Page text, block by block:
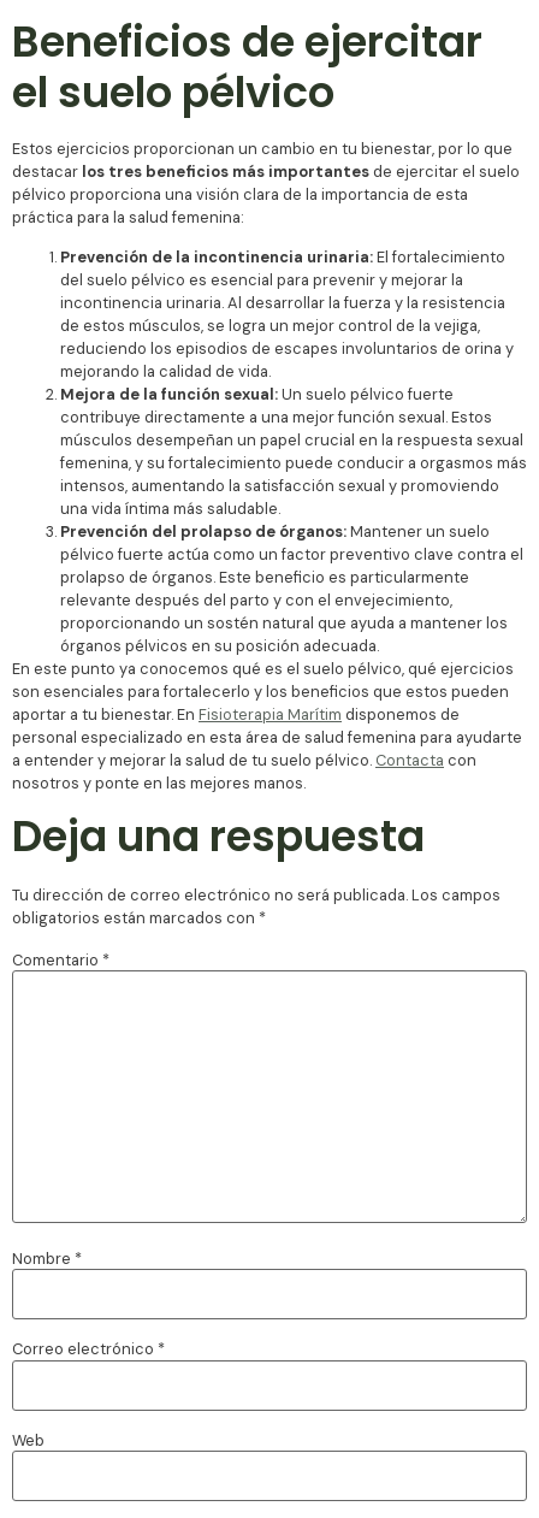
Beneficios de ejercitar
el suelo pélvico
Estos ejercicios proporcionan un cambio en tu bienestar, por lo que
destacar los tres beneficios más importantes de ejercitar el suelo
pélvico proporciona una visión clara de la importancia de esta
práctica para la salud femenina:
Prevención de la incontinencia urinaria:El fortalecimiento
del suelo pélvico es esencial para prevenir y mejorar la
incontinencia urinaria. Al desarrollar la fuerza y ​​la resistencia
de estos músculos, se logra un mejor control de la vejiga,
reduciendo los episodios de escapes involuntarios de orina y
mejorando la calidad de vida.
Mejora de la función sexual:Un suelo pélvico fuerte
contribuye directamente a una mejor función sexual. Estos
músculos desempeñan un papel crucial en la respuesta sexual
femenina, y su fortalecimiento puede conducir a orgasmos más
intensos, aumentando la satisfacción sexual y promoviendo
una vida íntima más saludable.
Prevención del prolapso de órganos:Mantener un suelo
pélvico fuerte actúa como un factor preventivo clave contra el
prolapso de órganos. Este beneficio es particularmente
relevante después del parto y con el envejecimiento,
proporcionando un sostén natural que ayuda a mantener los
órganos pélvicos en su posición adecuada.
En este punto ya conocemos qué es el suelo pélvico, qué ejercicios
son esenciales para fortalecerlo y los beneficios que estos pueden
aportar a tu bienestar. En Fisioterapia Marítim disponemos de
personal especializado en esta área de salud femenina para ayudarte
a entender y mejorar la salud de tu suelo pélvico. Contacta con
nosotros y ponte en las mejores manos.
Deja una respuesta
Tu dirección de correo electrónico no será publicada.Los campos
obligatorios están marcados con *
Comentario *
Nombre *
Correo electrónico *
Web